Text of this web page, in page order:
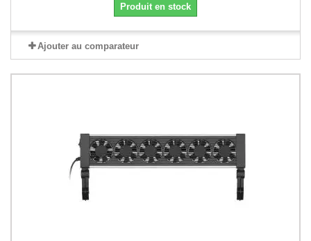
Produit en stock
Ajouter au comparateur